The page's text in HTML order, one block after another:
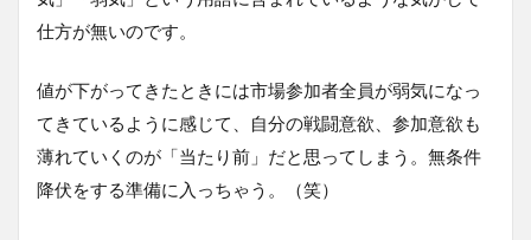
仕方が無いのです。
値が下がってきたときには市場参加者全員が弱気になっ
てきているように感じて、自分の戦闘意欲、参加意欲も
薄れていくのが「当たり前」だと思ってしまう。無条件
降伏をする準備に入っちゃう。（笑）